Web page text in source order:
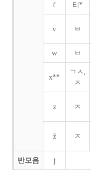
t' 티*
v ㅂ
w ㅂ
x**
ㄱㅅ,
ㅈ
z ㅈ
ž ㅈ
반모음 j